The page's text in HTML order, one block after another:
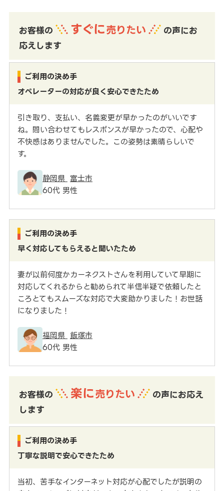
お客様の すぐに売りたい
の声にお
応えします
ご利用の決め手
オペレーターの対応が良く安心できたため
引き取り、支払い、名義変更が早かったのがいいです
ね。問い合わせてもレスポンスが早かったので、心配や
不快感はありませんでした。この姿勢は素晴らしいで
す。
静岡県
富士市
60代 男性
ご利用の決め手
早く対応してもらえると聞いたため
妻が以前何度かカーネクストさんを利用していて早期に
対応してくれるからと勧められて半信半疑で依頼したと
ころとてもスムーズな対応で大変助かりました！お世話
になりました！
福岡県
飯塚市
60代 男性
お客様の 楽に売りたい
の声にお応え
します
ご利用の決め手
丁寧な説明で安心できたため
当初、苦手なインターネット対応が心配でしたが説明の